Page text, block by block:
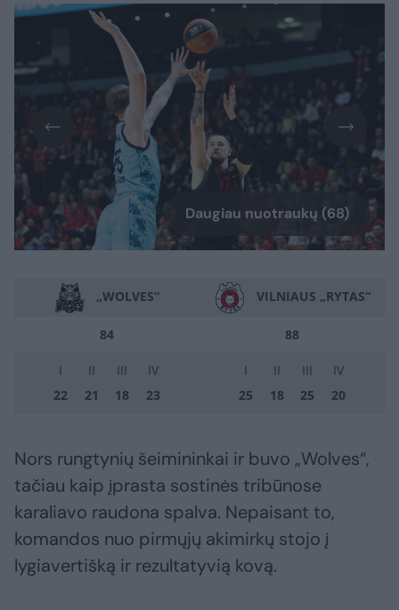
Daugiau nuotraukų (68)
„WOLVES“ VILNIAUS „RYTAS“
84 88
I II III
IV
22
21 18 23
I II III
IV
25
18 25 20
Nors rungtynių šeimininkai ir buvo „Wolves“,
tačiau kaip įprasta sostinės tribūnose
karaliavo raudona spalva. Nepaisant to,
komandos nuo pirmųjų akimirkų stojo į
lygiavertišką ir rezultatyvią kovą.